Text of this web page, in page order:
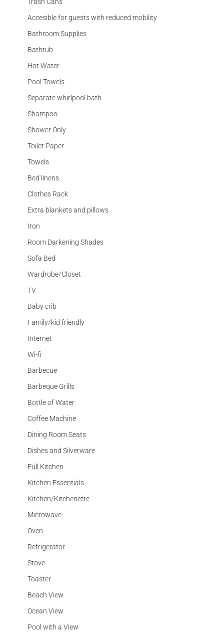
Accesible for guests with reduced mobility
Bathroom Supplies
Bathtub
Hot Water
Pool Towels
Separate whirlpool bath
Shampoo
Shower Only
Toilet Paper
Towels
Bed linens
Clothes Rack
Extra blankets and pillows
Iron
Room Darkening Shades
Sofa Bed
Wardrobe/Closet
TV
Baby crib
Family/kid friendly
Internet
Wi-fi
Barbecue
Barbeque Grills
Bottle of Water
Coffee Machine
Dining Room Seats
Dishes and Silverware
Full Kitchen
Kitchen Essentials
Kitchen/Kitchenette
Microwave
Oven
Refrigerator
Stove
Toaster
Beach View
Ocean View
Pool with a View